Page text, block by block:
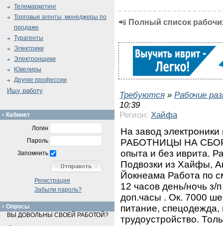
📲 Полный список
Требуются » Рабочие
10:39
Регион: Хайфа
На завод
РАБОТНИЦЫ НА
опыта и без иврита.
Подвозки из Хайфы,
Йокнеама Работа по
12 часов день/ночь з/
доп.часы . Ок. 7000
питание,
трудоустройство.
Телемаркетинг
Торговые агенты, менеджеры по
продаже
Турагенты
Электрики
Электронщики
Ювелиры
Другие профессии
Ищу работу
Кабинет
Логин
Пароль
Запомнить
Регистрация
Забыли пароль?
Опросы
ВЫ ДОВОЛЬНЫ СВОЕЙ РАБОТОЙ?